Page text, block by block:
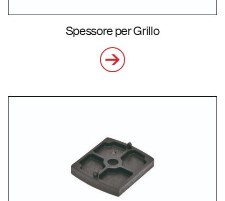
Spessore per Grillo